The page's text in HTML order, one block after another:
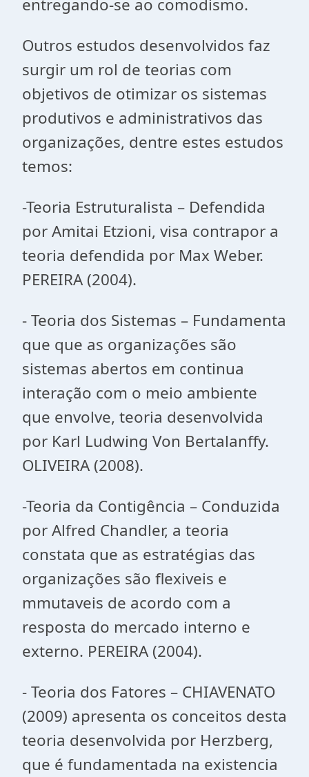
entregando-se ao comodismo.
Outros estudos desenvolvidos faz
surgir um rol de teorias com
objetivos de otimizar os sistemas
produtivos e administrativos das
organizações, dentre estes estudos
temos:
-Teoria Estruturalista – Defendida
por Amitai Etzioni, visa contrapor a
teoria defendida por Max Weber.
PEREIRA (2004).
- Teoria dos Sistemas – Fundamenta
que que as organizações são
sistemas abertos em continua
interação com o meio ambiente
que envolve, teoria desenvolvida
por Karl Ludwing Von Bertalanffy.
OLIVEIRA (2008).
-Teoria da Contigência – Conduzida
por Alfred Chandler, a teoria
constata que as estratégias das
organizações são flexiveis e
mmutaveis de acordo com a
resposta do mercado interno e
externo. PEREIRA (2004).
- Teoria dos Fatores – CHIAVENATO
(2009) apresenta os conceitos desta
teoria desenvolvida por Herzberg,
que é fundamentada na existencia